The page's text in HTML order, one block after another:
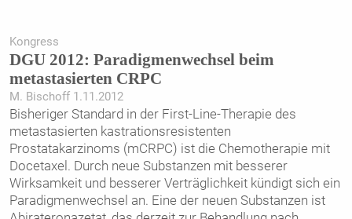
Kongress
DGU 2012: Paradigmenwechsel beim
metastasierten CRPC
M. Bischoff 1.11.2012
Bisheriger Standard in der First-Line-Therapie des
metastasierten kastrationsresistenten
Prostatakarzinoms (mCRPC) ist die Chemotherapie mit
Docetaxel. Durch neue Substanzen mit besserer
Wirksamkeit und besserer Verträglichkeit kündigt sich ein
Paradigmenwechsel an. Eine der neuen Substanzen ist